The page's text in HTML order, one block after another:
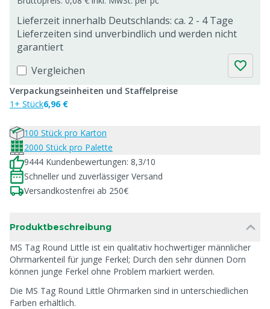
Lieferzeit innerhalb Deutschlands: ca. 2 - 4 Tage
Lieferzeiten sind unverbindlich und werden nicht
garantiert
Vergleichen
Verpackungseinheiten und Staffelpreise
1+ Stück6,96 €
100 Stück pro Karton
2000 Stück pro Palette
9444 Kundenbewertungen: 8,3/10
Schneller und zuverlässiger Versand
Versandkostenfrei ab 250€
Produktbeschreibung
MS Tag Round Little ist ein qualitativ hochwertiger männlicher
Ohrmarkenteil für junge Ferkel; Durch den sehr dünnen Dorn
können junge Ferkel ohne Problem markiert werden.
Die MS Tag Round Little Ohrmarken sind in unterschiedlichen
Farben erhältlich.